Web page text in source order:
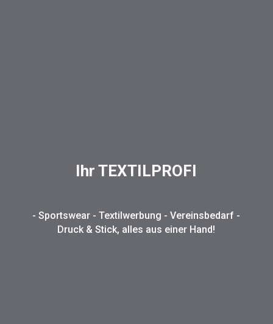
Ihr TEXTILPROFI
- Sportswear - Textilwerbung - Vereinsbedarf -
Druck & Stick, alles aus einer Hand!